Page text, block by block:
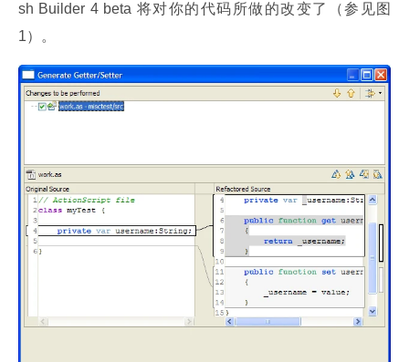
sh Builder 4 beta 将对你的代码所做的改变了（参见图
1）。